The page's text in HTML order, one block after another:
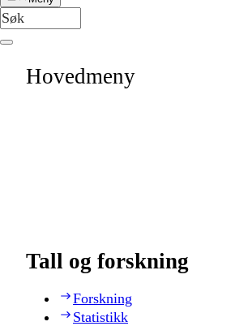
Hovedmeny
Tall og forskning
Forskning
Statistikk